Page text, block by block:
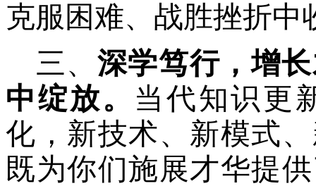
克服困难、战胜挫折中
三、 深学笃行，增
中绽放。 当代知识更
化，新技术、 新模式、
既为你们施展才华提